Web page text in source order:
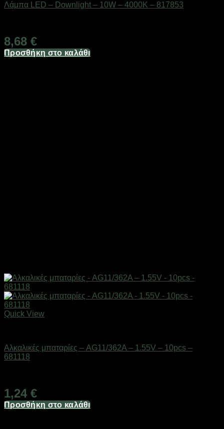
Λάμπα LED – Downlight – 10W – 4000K – 817853
8,68 €
Προσθήκη στο καλάθι
Quick View
Αλκαλικές μπαταρίες – AG11/362A – 1.55V – 10pcs –
681118
1,24 €
Προσθήκη στο καλάθι